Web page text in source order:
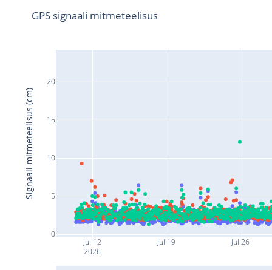
Jul 12
2026
Jul 19 Jul 26
0
5
10
15
20
GPS signaali mitmeteelisus
Signaali mitmeteelisus (cm)